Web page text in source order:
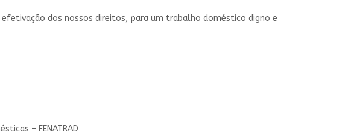
dos nossos direitos, para um trabalho doméstico digno e
– FENATRAD